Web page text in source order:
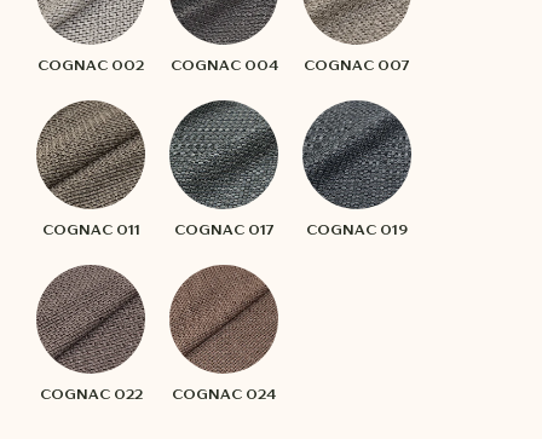
COGNAC 002 COGNAC 004 COGNAC 007
COGNAC 011 COGNAC 017 COGNAC 019
COGNAC 022 COGNAC 024